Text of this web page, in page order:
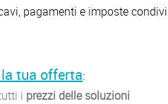
pagamenti e imposte
tua offerta:
i prezzi delle soluzioni